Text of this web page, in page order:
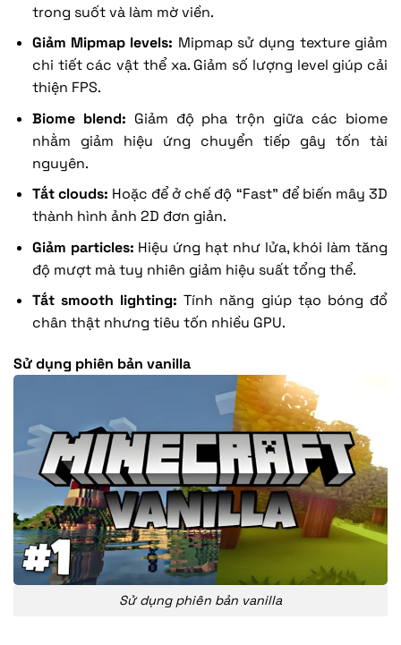
trong suốt và làm mờ viền.
Giảm Mipmap levels: Mipmap sử dụng texture giảm
chi tiết các vật thể xa. Giảm số lượng level giúp cải
thiện FPS.
Biome blend: Giảm độ pha trộn giữa các biome
nhằm giảm hiệu ứng chuyển tiếp gây tốn tài
nguyên.
Tắt clouds: Hoặc để ở chế độ “Fast” để biến mây 3D
thành hình ảnh 2D đơn giản.
Giảm particles: Hiệu ứng hạt như lửa, khói làm tăng
độ mượt mà tuy nhiên giảm hiệu suất tổng thể.
Tắt smooth lighting:Tính năng giúp tạo bóng đổ
chân thật nhưng tiêu tốn nhiều GPU.
Sử dụng phiên bản vanilla
Sử dụng phiên bản vanilla